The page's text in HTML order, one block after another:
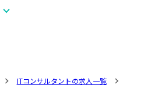
ITコンサルタントの求人一覧